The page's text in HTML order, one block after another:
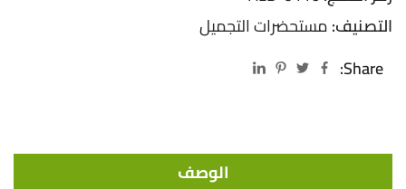
التصنيف:مستحضرات التجميل
Share:
الوصف